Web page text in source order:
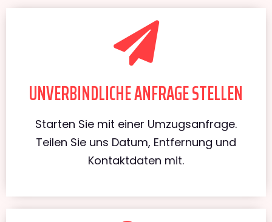
UNVERBINDLICHE ANFRAGE STELLEN
Starten Sie mit einer Umzugsanfrage.
Teilen Sie uns Datum, Entfernung und
Kontaktdaten mit.